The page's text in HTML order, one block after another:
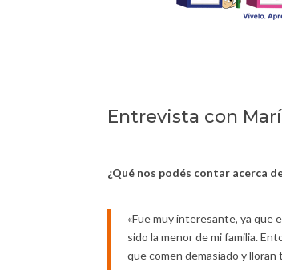
Entrevista con
¿Qué nos podés contar acerca
«Fue muy interesante, ya que
sido la menor de mi familia.
que comen demasiado y lloran